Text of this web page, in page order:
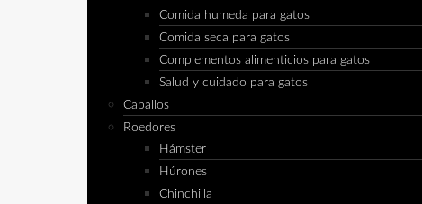
Comida humeda para gatos
Comida seca para gatos
Complementos alimenticios para gatos
Salud y cuidado para gatos
Caballos
Roedores
Hámster
Húrones
Chinchilla